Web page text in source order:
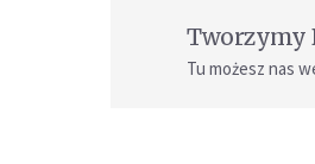
Tworzymy
Tu możesz nas